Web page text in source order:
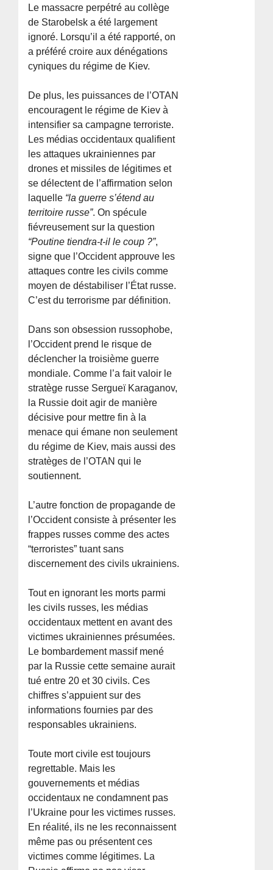
Le massacre perpétré au collège
de Starobelsk a été largement
ignoré. Lorsqu’il a été rapporté, on
a préféré croire aux dénégations
cyniques du régime de Kiev.
De plus, les puissances de l’OTAN
encouragent le régime de Kiev à
intensifier sa campagne terroriste.
Les médias occidentaux qualifient
les attaques ukrainiennes par
drones et missiles de légitimes et
se délectent de l’affirmation selon
laquelle “la guerre s’étend au
territoire russe”. On spécule
fiévreusement sur la question
“Poutine tiendra-t-il le coup ?”,
signe que l’Occident approuve les
attaques contre les civils comme
moyen de déstabiliser l’État russe.
C’est du terrorisme par définition.
Dans son obsession russophobe,
l’Occident prend le risque de
déclencher la troisième guerre
mondiale. Comme l’a fait valoir le
stratège russe Sergueï Karaganov,
la Russie doit agir de manière
décisive pour mettre fin à la
menace qui émane non seulement
du régime de Kiev, mais aussi des
stratèges de l’OTAN qui le
soutiennent.
L’autre fonction de propagande de
l’Occident consiste à présenter les
frappes russes comme des actes
“terroristes” tuant sans
discernement des civils ukrainiens.
Tout en ignorant les morts parmi
les civils russes, les médias
occidentaux mettent en avant des
victimes ukrainiennes présumées.
Le bombardement massif mené
par la Russie cette semaine aurait
tué entre 20 et 30 civils. Ces
chiffres s’appuient sur des
informations fournies par des
responsables ukrainiens.
Toute mort civile est toujours
regrettable. Mais les
gouvernements et médias
occidentaux ne condamnent pas
l’Ukraine pour les victimes russes.
En réalité, ils ne les reconnaissent
même pas ou présentent ces
victimes comme légitimes. La